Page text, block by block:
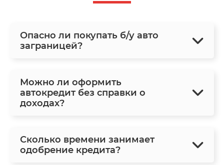
Опасно ли покупать б/у авто
заграницей?
Можно ли оформить
автокредит без справки о
доходах?
Сколько времени занимает
одобрение кредита?